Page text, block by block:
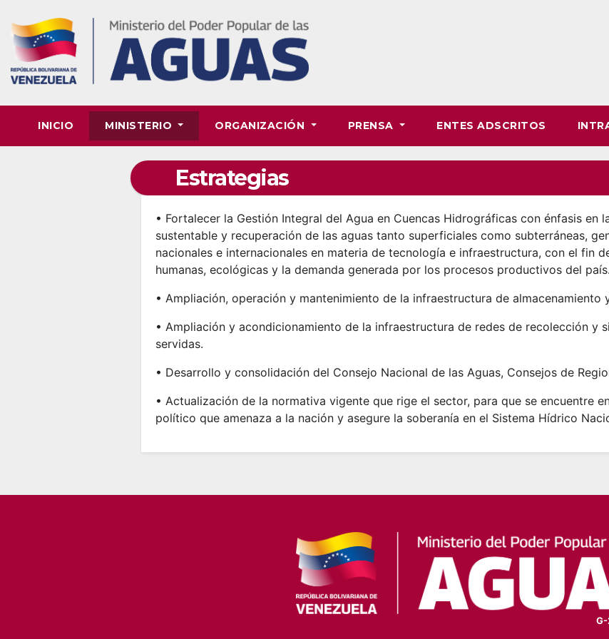
content
INICIO MINISTERIO ORGANIZACIÓN PRENSA ENTES ADSCRITOS
Estrategias
• Fortalecer la Gestión Integral del Agua en Cuencas Hidrográficas con énfasis en
sustentable y recuperación de las aguas tanto superficiales como subterráneas,
nacionales e internacionales en materia de tecnología e infraestructura, con el fin
humanas, ecológicas y la demanda generada por los procesos productivos del país.
• Ampliación, operación y mantenimiento de la infraestructura de
• Ampliación y acondicionamiento de la infraestructura de redes de recolección y
servidas.
• Desarrollo y consolidación del Consejo Nacional de las Aguas, Consejos de
• Actualización de la normativa vigente que rige el sector, para que se encuentre
político que amenaza a la nación y asegure la soberanía en el Sistema Hídrico